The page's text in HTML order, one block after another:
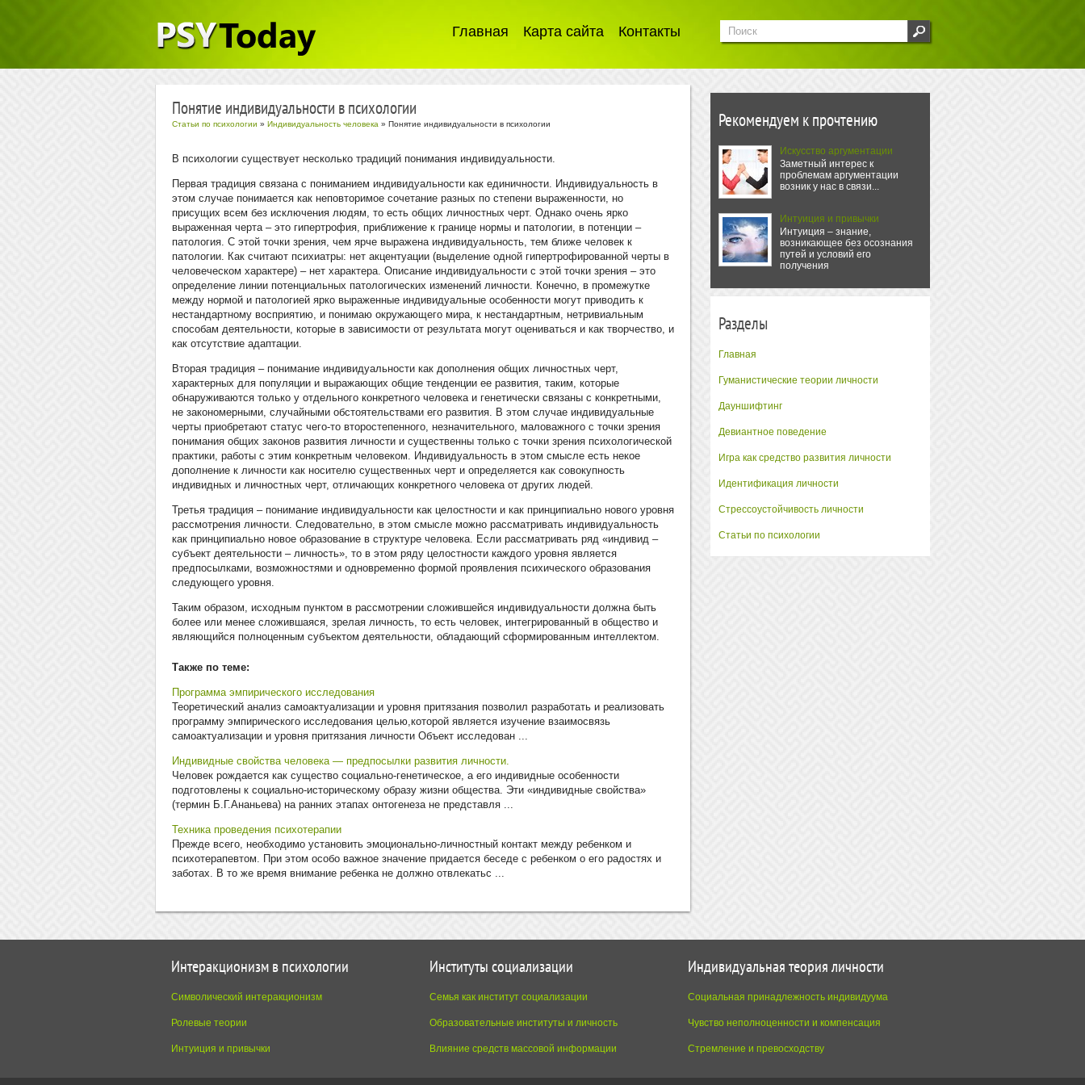
Главная Карта сайта Контакты
Рекомендуем к прочтению
Искусство аргументации
Заметный интерес к
проблемам аргументации
возник у нас в связи...
Интуиция и привычки
Интуиция – знание,
возникающее без осознания
путей и условий его
получения
Разделы
Главная
Гуманистические теории личности
Дауншифтинг
Девиантное поведение
Игра как средство развития личности
Идентификация личности
Стрессоустойчивость личности
Статьи по психологии
Понятие индивидуальности в психологии
Статьи по психологии » Индивидуальность человека » Понятие индивидуальности в психологии
В психологии существует несколько традиций понимания индивидуальности.
Первая традиция связана с пониманием индивидуальности как единичности. Индивидуальность в
этом случае понимается как неповторимое сочетание разных по степени выраженности, но
присущих всем без исключения людям, то есть общих личностных черт. Однако очень ярко
выраженная черта – это гипертрофия, приближение к границе нормы и патологии, в потенции –
патология. С этой точки зрения, чем ярче выражена индивидуальность, тем ближе человек к
патологии. Как считают психиатры: нет акцентуации (выделение одной гипертрофированной черты в
человеческом характере) – нет характера. Описание индивидуальности с этой точки зрения – это
определение линии потенциальных патологических изменений личности. Конечно, в промежутке
между нормой и патологией ярко выраженные индивидуальные особенности могут приводить к
нестандартному восприятию, и понимаю окружающего мира, к нестандартным, нетривиальным
способам деятельности, которые в зависимости от результата могут оцениваться и как творчество, и
как отсутствие адаптации.
Вторая традиция – понимание индивидуальности как дополнения общих личностных черт,
характерных для популяции и выражающих общие тенденции ее развития, таким, которые
обнаруживаются только у отдельного конкретного человека и генетически связаны с конкретными,
не закономерными, случайными обстоятельствами его развития. В этом случае индивидуальные
черты приобретают статус чего-то второстепенного, незначительного, маловажного с точки зрения
понимания общих законов развития личности и существенны только с точки зрения психологической
практики, работы с этим конкретным человеком. Индивидуальность в этом смысле есть некое
дополнение к личности как носителю существенных черт и определяется как совокупность
индивидных и личностных черт, отличающих конкретного человека от других людей.
Третья традиция – понимание индивидуальности как целостности и как принципиально нового уровня
рассмотрения личности. Следовательно, в этом смысле можно рассматривать индивидуальность
как принципиально новое образование в структуре человека. Если рассматривать ряд «индивид –
субъект деятельности – личность», то в этом ряду целостности каждого уровня является
предпосылками, возможностями и одновременно формой проявления психического образования
следующего уровня.
Таким образом, исходным пунктом в рассмотрении сложившейся индивидуальности должна быть
более или менее сложившаяся, зрелая личность, то есть человек, интегрированный в общество и
являющийся полноценным субъектом деятельности, обладающий сформированным интеллектом.
Также по теме:
Программа эмпирического исследования
Теоретический анализ самоактуализации и уровня притязания позволил разработать и реализовать
программу эмпирического исследования целью,которой является изучение взаимосвязь
самоактуализации и уровня притязания личности Объект исследован ...
Индивидные свойства человека — предпосылки развития личности.
Человек рождается как существо социально-ге­нетическое, а его индивидные особенности
подготовле­ны к социально-историческому образу жизни общества. Эти «индивидные свойства»
(термин Б.Г.Ананьева) на ран­них этапах онтогенеза не представля ...
Техника проведения психотерапии
Прежде всего, необходимо установить эмоционально-личностный контакт между ребенком и
психотерапевтом. При этом особо важное значение придается беседе с ребенком о его радостях и
заботах. В то же время внимание ребенка не должно отвлекатьс ...
Интеракционизм в психологии
Символический интеракционизм
Ролевые теории
Интуиция и привычки
Институты социализации
Семья как институт социализации
Образовательные институты и личность
Влияние средств массовой информации
Индивидуальная теория личности
Социальная принадлежность индивидуума
Чувство неполноценности и компенсация
Стремление и превосходству